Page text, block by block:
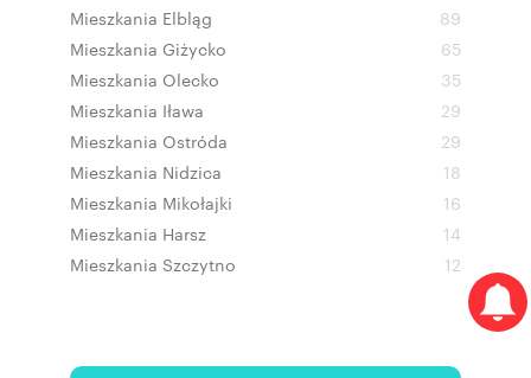
Mieszkania Elbląg
89
Mieszkania Giżycko
65
Mieszkania Olecko
35
Mieszkania Iława
29
Mieszkania Ostróda
29
Mieszkania Nidzica
18
Mieszkania Mikołajki
16
Mieszkania Harsz
14
Mieszkania Szczytno
12